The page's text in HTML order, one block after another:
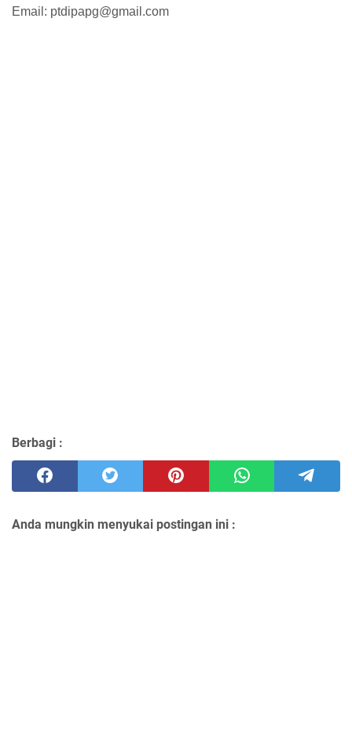
Email: ptdipapg@gmail.com
Berbagi :
Anda mungkin menyukai postingan ini :